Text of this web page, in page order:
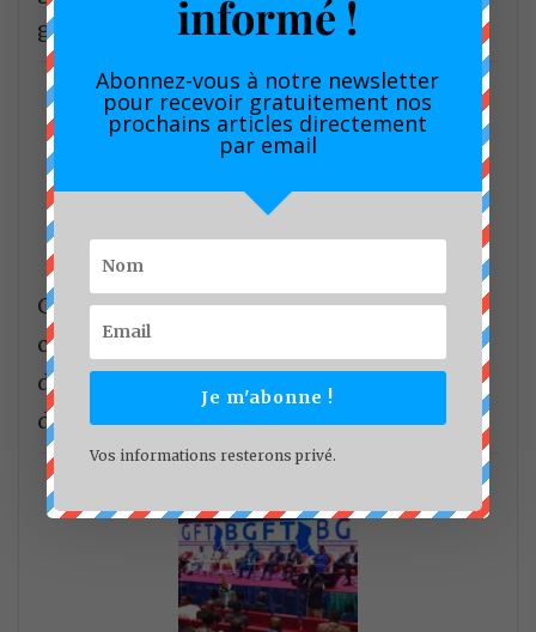
génération
CDPM : les administrateurs valident les
comptes et donnent un coup
d’accélérateur aux projets de
développement halieutique
informé !
Abonnez-vous à notre newsletter
pour recevoir gratuitement nos
prochains articles directement
par email
Je m'abonne !
Vos informations resterons privé.